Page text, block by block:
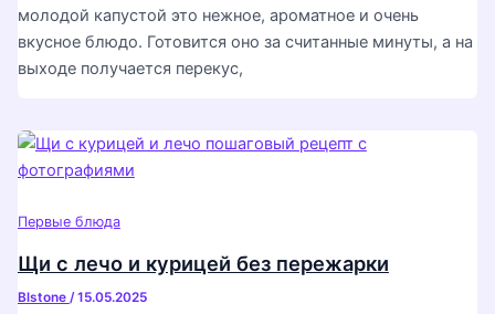
молодой капустой это нежное, ароматное и очень
вкусное блюдо. Готовится оно за считанные минуты, а на
выходе получается перекус,
Первые блюда
Щи с лечо и курицей без пережарки
Blstone /15.05.2025